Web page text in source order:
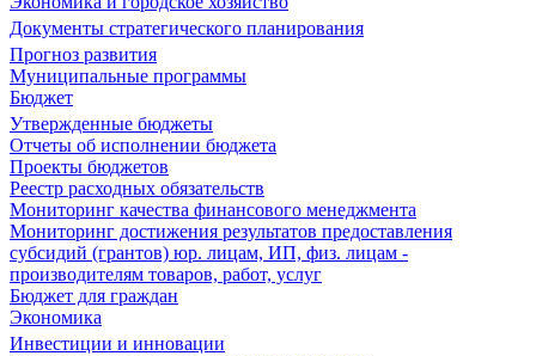
Документы стратегического планирования
Прогноз развития
Муниципальные программы
Бюджет
Утвержденные бюджеты
Отчеты об исполнении бюджета
Проекты бюджетов
Реестр расходных обязательств
Мониторинг качества финансового менеджмента
Мониторинг достижения результатов предоставления
субсидий (грантов) юр. лицам, ИП, физ. лицам -
производителям товаров, работ, услуг
Бюджет для граждан
Экономика
Инвестиции и инновации